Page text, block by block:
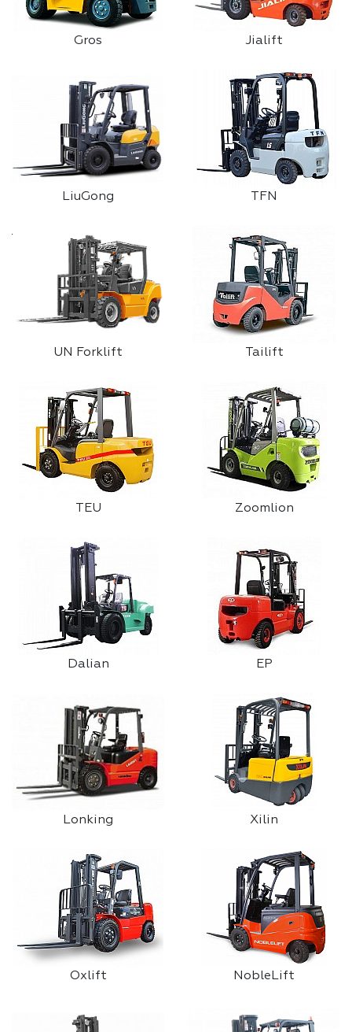
Gros Jialift
LiuGong TFN
UN Forklift Tailift
TEU Zoomlion
Dalian EP
Lonking Xilin
Oxlift NobleLift